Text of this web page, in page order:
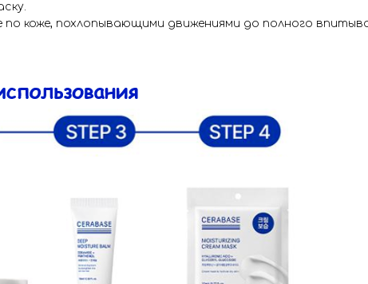
коже, похлопывающими движениями до полного